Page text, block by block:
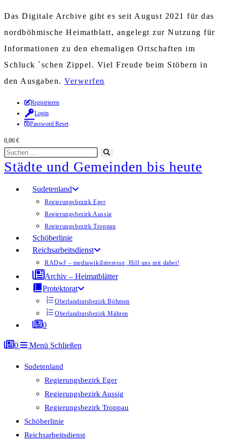
Das Digitale Archive gibt es seit August 2021 für das
nordböhmische Heimatblatt, angelegt zur Nutzung für
Informationen zu den ehemaligen Ortschaften im
Schluck `schen Zippel. Viel Freude beim Stöbern in
den Ausgaben. Verwerfen
Zum
Inhalt
springen
Registrieren
Login
Password Reset
0,00 €
Diese
Website
durchsuchen
starten
Städte und Gemeinden bis heute
Sudetenland
Regierungsbezirk Eger
Regierungsbezirk Aussig
Regierungsbezirk Troppau
Schöberlinie
Reichsarbeitsdienst
RADwJ – mediawikiInteresse, Hilf uns mit dabei!
Archiv – Heimatblätter
Protektorat
Oberlandratsbezirk Böhmen
Oberlandratsbezirk Mähren
0
0 Menü Schließen
Sudetenland
Regierungsbezirk Eger
Regierungsbezirk Aussig
Regierungsbezirk Troppau
Schöberlinie
Reichsarbeitsdienst